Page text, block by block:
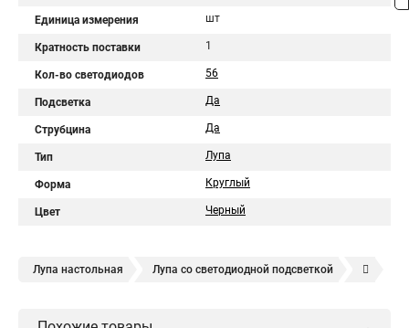
Единица измерения шт
Кратность поставки 1
Кол-во светодиодов 56
Подсветка Да
Струбцина Да
Тип Лупа
Форма Круглый
Цвет Черный
Лупа настольная Лупа со светодиодной подсветкой